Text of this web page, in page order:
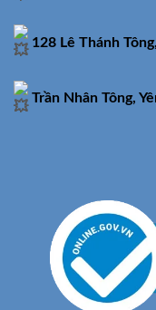
128 Lê Thánh
Trần Nhân Tông,